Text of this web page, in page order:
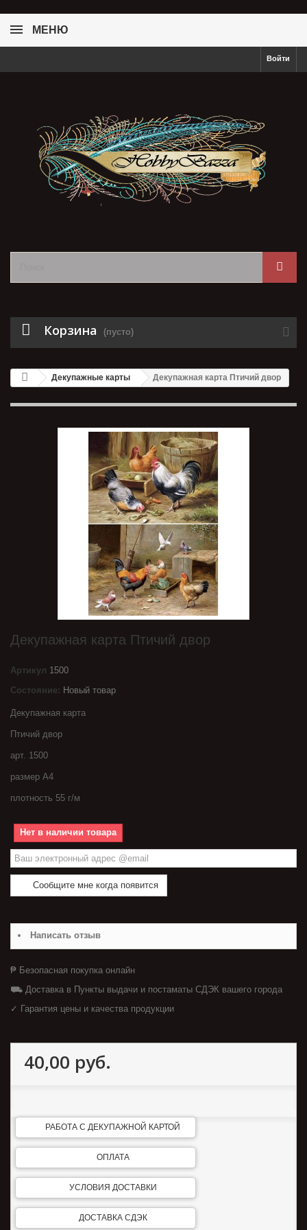
МЕНЮ
Войти
Корзина (пусто)
Декупажные карты Декупажная карта Птичий двор
Декупажная карта Птичий двор
Артикул 1500
Состояние: Новый товар
Декупажная карта
Птичий двор
арт. 1500
размер А4
плотность 55 г/м
Нет в наличии товара
Сообщите мне когда появится
Написать отзыв
₱ Безопасная покупка онлайн
⛟ Доставка в Пункты выдачи и постаматы СДЭК вашего города
✓ Гарантия цены и качества продукции
40,00 руб.
РАБОТА С ДЕКУПАЖНОЙ КАРТОЙ
ОПЛАТА
УСЛОВИЯ ДОСТАВКИ
ДОСТАВКА СДЭК